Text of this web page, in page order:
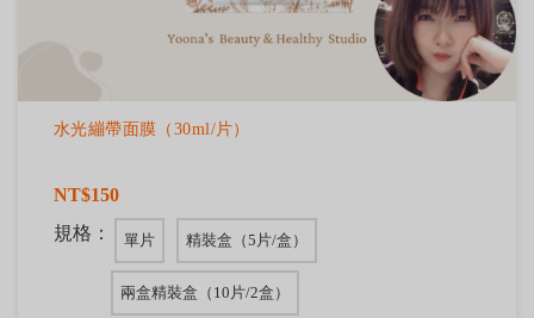
水光繃帶面膜（30ml/片）
NT$150
規格：
單片 精裝盒（5片/盒）
兩盒精裝盒（10片/2盒）